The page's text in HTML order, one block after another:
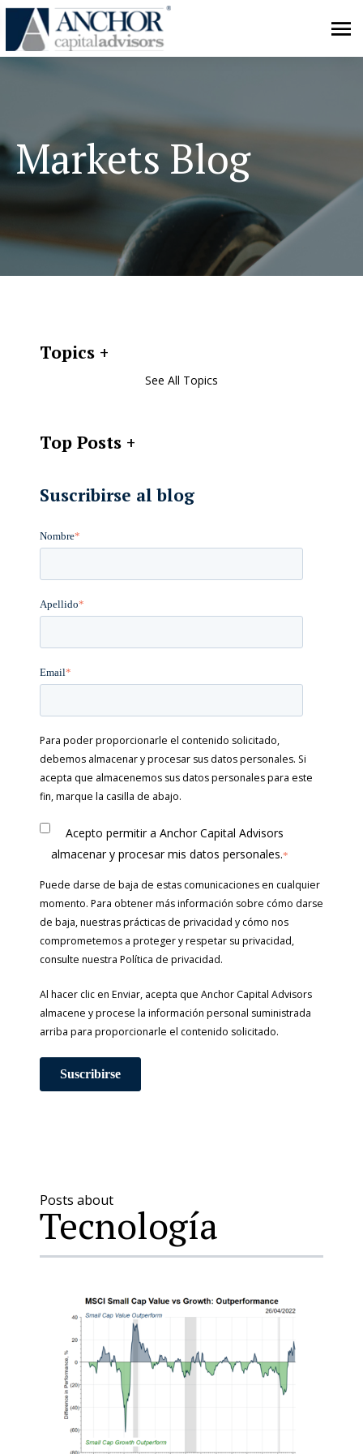
Markets Blog
Posts about
Tecnología
Topics
See All Topics
Top Posts
Suscribirse al blog
Nombre*
Apellido*
Email*
Para poder proporcionarle el contenido solicitado,
debemos almacenar y procesar sus datos personales. Si
acepta que almacenemos sus datos personales para este
fin, marque la casilla de abajo.
Acepto permitir a Anchor Capital Advisors
almacenar y procesar mis datos personales.*
Puede darse de baja de estas comunicaciones en cualquier
momento. Para obtener más información sobre cómo darse
de baja, nuestras prácticas de privacidad y cómo nos
comprometemos a proteger y respetar su privacidad,
consulte nuestra Política de privacidad.
Al hacer clic en Enviar, acepta que Anchor Capital Advisors
almacene y procese la información personal suministrada
arriba para proporcionarle el contenido solicitado.